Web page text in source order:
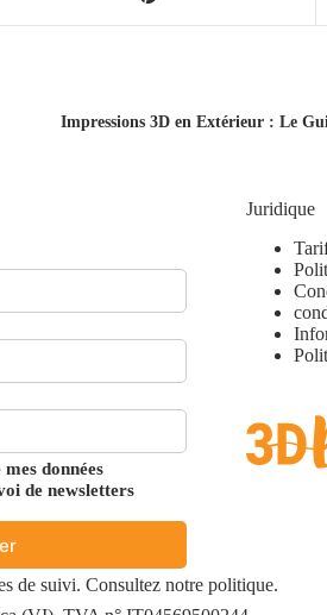
Impressions 3D en Extérieur : Le
données
de newsletters
Juridique
de suivi. Consultez notre politique.